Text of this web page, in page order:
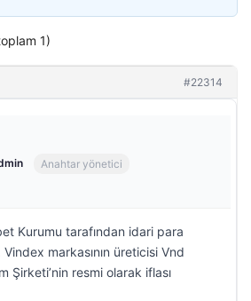
1)
#22314
Anahtar yönetici
Kurumu tarafından idari para
Vindex markasının üreticisi Vnd
Şirketi’nin resmi olarak iflası